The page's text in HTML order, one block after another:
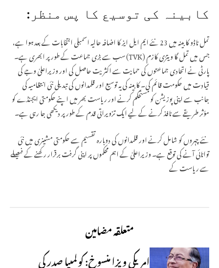
کابینہ کی توسیع کا پس منظر:
تمل ناڈو کابینہ میں 23 نئے ایم ایل ایز کا اضافہ حالیہ اسمبلی انتخابات کے بعد ہوا ہے،
جس میں تمل گا ویترّی کازم (TVK) سب سے بڑی جماعت کے طور پر ابھری ہے۔
پارٹی نے اتحادی جماعتوں کی حمایت سے اکثریت حاصل کی اور وزیراعلیٰ وجے کی
قیادت میں حکومت قائم کی۔ کابینہ کی یہ توسیع اور قلمدانوں کی تبدیلی نئی انتظامیہ کی
جانب سے اپنی پوزیشن کو مستحکم کرنے اور ریاست بھر میں اپنے حکومتی ایجنڈے کو
مؤثر طریقے سے نافذ کرنے کے لیے ایک تزویراتی قدم کے طور پر دیکھی جا رہی ہے۔
نئے چہروں کو شامل کرنے اور قلمدانوں کی دوبارہ تقسیم سے حکومتی مشینری میں نئی
توانائی آنے کی توقع ہے۔ وزیراعلیٰ کے اہم محکموں پر اپنی گرفت برقرار رکھنے کے فیصلے
سے ریاست کے
متعلقہ مضامین
امریکی ویزا منسوخ: کولمبیا صدر کی